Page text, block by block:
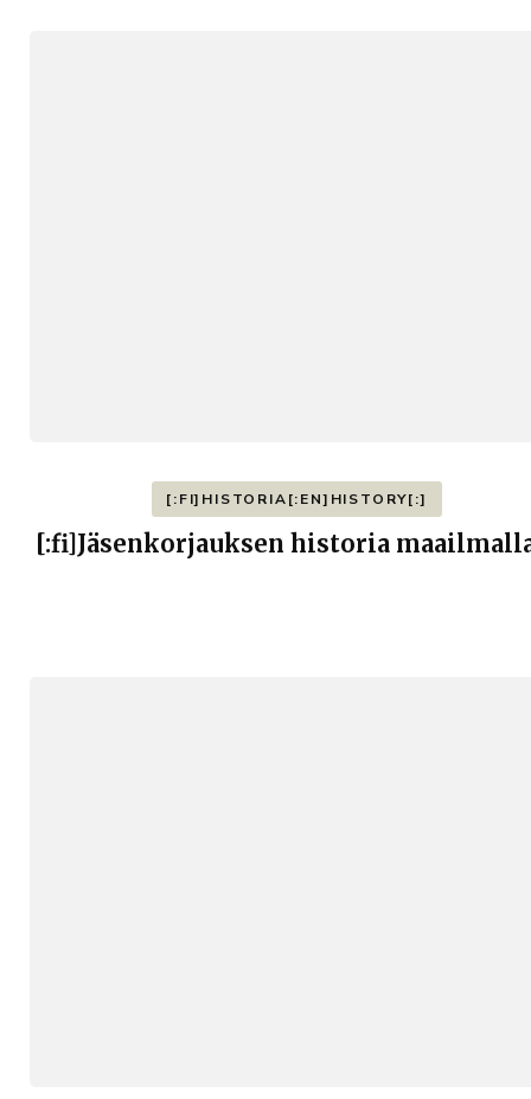
[:FI]HISTORIA[:EN]HISTORY[:]
[:fi]Jäsenkorjauksen historia